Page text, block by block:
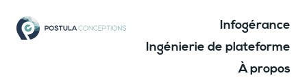
Infogérance
Ingénierie de plateforme
À propos